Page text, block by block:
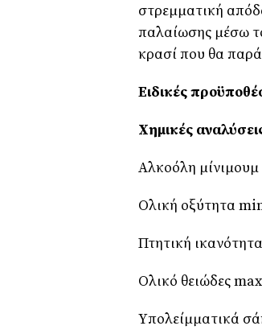
στρεμματική
παλαίωσης μέσω
κρασί που θα
Ειδικές
Χημικές
Αλκοόλη
Ολική οξύτητα
Πτητική
Ολικό θειώδες
Yπολείμματικά